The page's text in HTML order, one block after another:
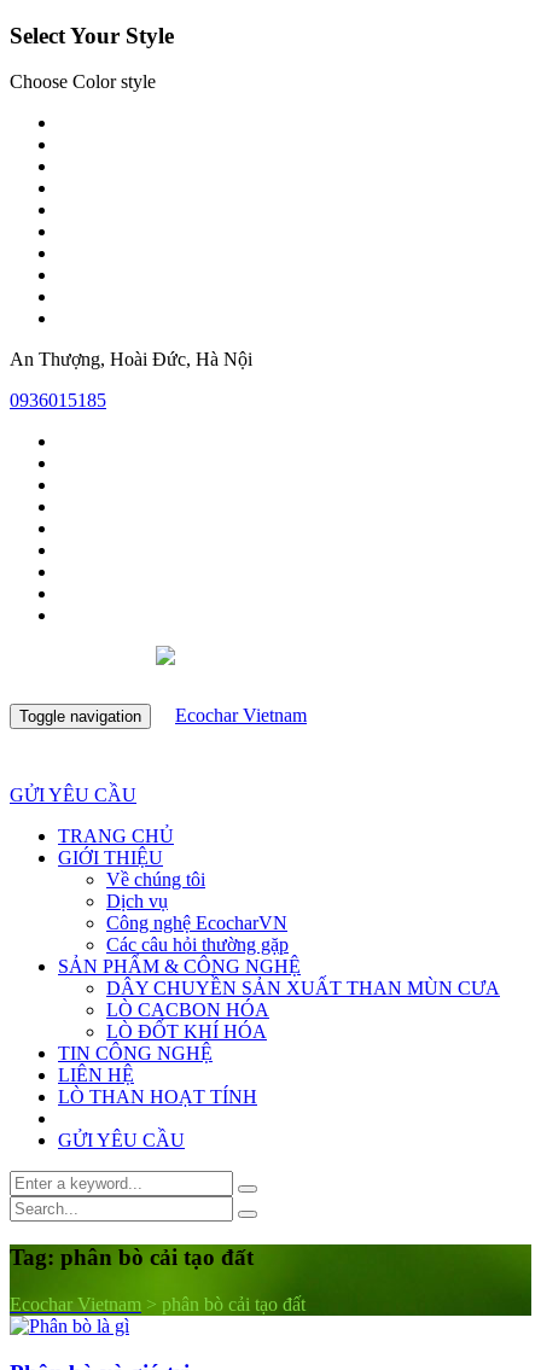
Select Your Style
Choose Color style
An Thượng, Hoài Đức, Hà Nội
0936015185
Toggle navigation
GỬI YÊU CẦU
TRANG CHỦ
GIỚI THIỆU
Về chúng tôi
Dịch vụ
Công nghệ EcocharVN
Các câu hỏi thường gặp
SẢN PHẨM & CÔNG NGHỆ
DÂY CHUYỀN SẢN XUẤT THAN MÙN CƯA
LÒ CACBON HÓA
LÒ ĐỐT KHÍ HÓA
TIN CÔNG NGHỆ
LIÊN HỆ
LÒ THAN HOẠT TÍNH
GỬI YÊU CẦU
Tag: phân bò cải tạo đất
Ecochar Vietnam > phân bò cải tạo đất